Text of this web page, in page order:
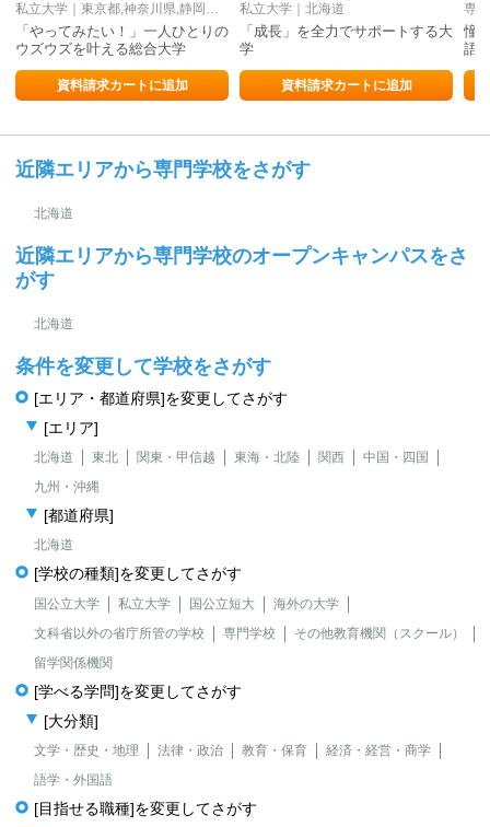
私立大学｜東京都,神奈川県,静岡県,熊本県,北海道
「やってみたい！」一人ひとりの
ウズウズを叶える総合大学
資料請求カートに追加
私立大学｜北海道
「成長」を全力でサポートする大
学
資料請求カートに追加
専
憧
語
近隣エリアから専門学校をさがす
北海道
近隣エリアから専門学校のオープンキャンパスをさ
がす
北海道
条件を変更して学校をさがす
[エリア・都道府県]を変更してさがす
[エリア]
北海道 東北 関東・甲信越 東海・北陸 関西
中国・四国
九州・沖縄
[都道府県]
北海道
[学校の種類]を変更してさがす
国公立大学 私立大学 国公立短大
海外の大学
文科省以外の省庁所管の学校
専門学校
その他教育機関（スクール）
留学関係機関
[学べる学問]を変更してさがす
[大分類]
文学・歴史・地理 法律・政治 教育・保育
経済・経営・商学
語学・外国語
[目指せる職種]を変更してさがす